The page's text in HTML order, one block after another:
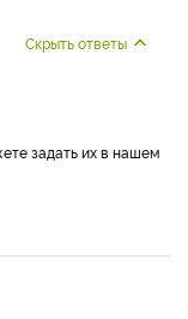
Скрыть ответы
задать их в нашем